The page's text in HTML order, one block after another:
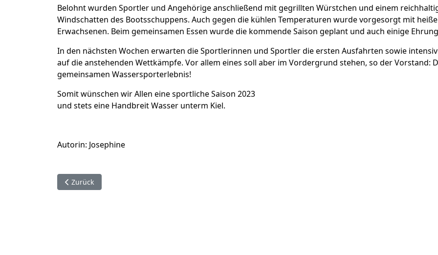
Belohnt wurden Sportler und Angehörige anschließend mit gegrillten Würstchen und einem
Windschatten des Bootsschuppens. Auch gegen die kühlen Temperaturen wurde vorgesorgt mit
Erwachsenen. Beim gemeinsamen Essen wurde die kommende Saison geplant und auch einige
In den nächsten Wochen erwarten die Sportlerinnen und Sportler die ersten Ausfahrten sowie
auf die anstehenden Wettkämpfe. Vor allem eines soll aber im Vordergrund stehen, so der Vorstand:
gemeinsamen Wassersporterlebnis!
Somit wünschen wir Allen eine sportliche Saison 2023
und stets eine Handbreit Wasser unterm Kiel.
Autorin: Josephine
Vorheriger Beitrag: Jahreshauptversammlung 2026
Zurück